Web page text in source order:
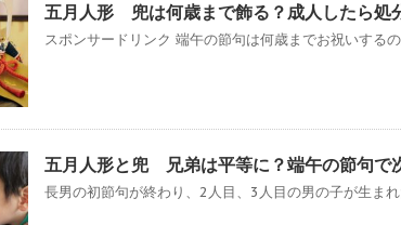
五月人形 兜は何歳まで飾る？成人したら処
スポンサードリンク 端午の節句は何歳までお祝いする
五月人形と兜 兄弟は平等に？端午の節句で
長男の初節句が終わり、2人目、3人目の男の子が生ま